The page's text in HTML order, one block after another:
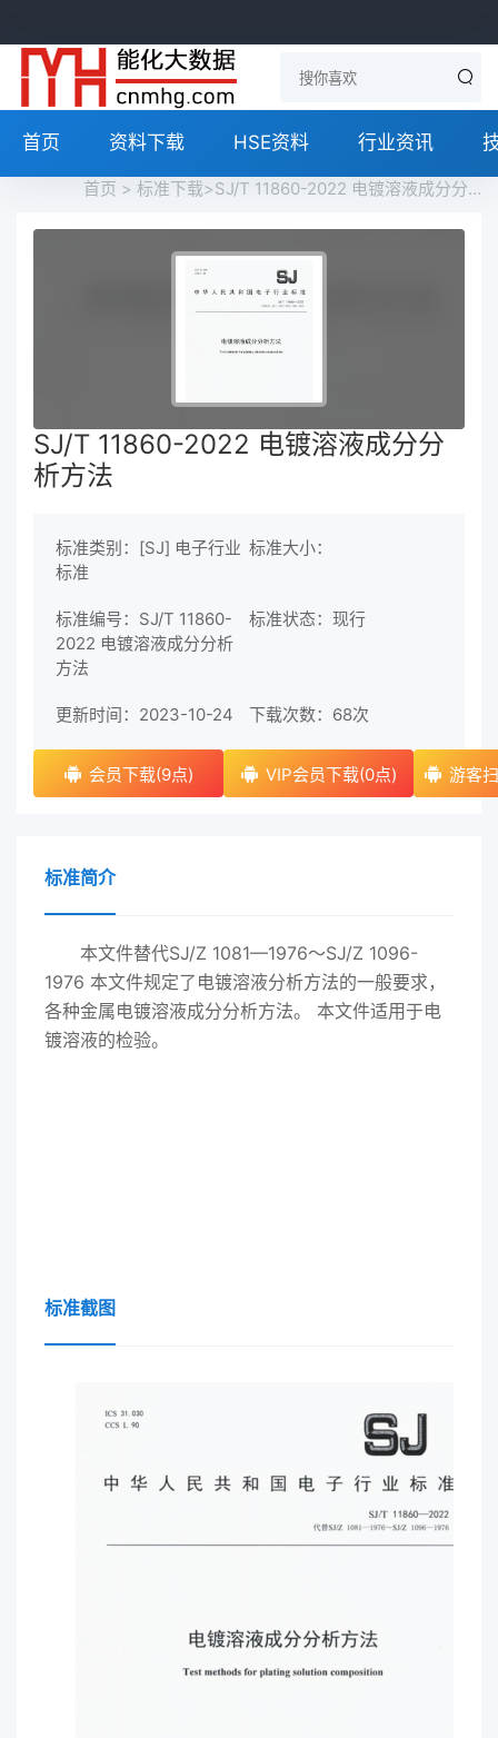
首页 资料下载 HSE资料 行业资讯
首页 > 标准下载>SJ/T 11860-2022 电镀溶液成分分析方法免费下载
SJ/T 11860-2022 电镀溶液成分分
析方法
标准类别：[SJ] 电子行业
标准
标准大小：
标准编号：SJ/T 11860-
2022 电镀溶液成分分析
方法
标准状态：现行
更新时间：2023-10-24 下载次数： 68次
会员下载(9点) VIP会员下载(0点) 游客
标准简介
本文件替代SJ/Z 1081—1976～SJ/Z 1096-
1976 本文件规定了电镀溶液分析方法的一般要求，
各种金属电镀溶液成分分析方法。 本文件适用于电
镀溶液的检验。
标准截图